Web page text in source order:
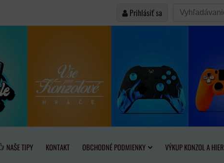
Prihlásiť sa
NAŠE TIPY KONTAKT OBCHODNÉ PODMIENKY VÝKUP KONZOL A HIER